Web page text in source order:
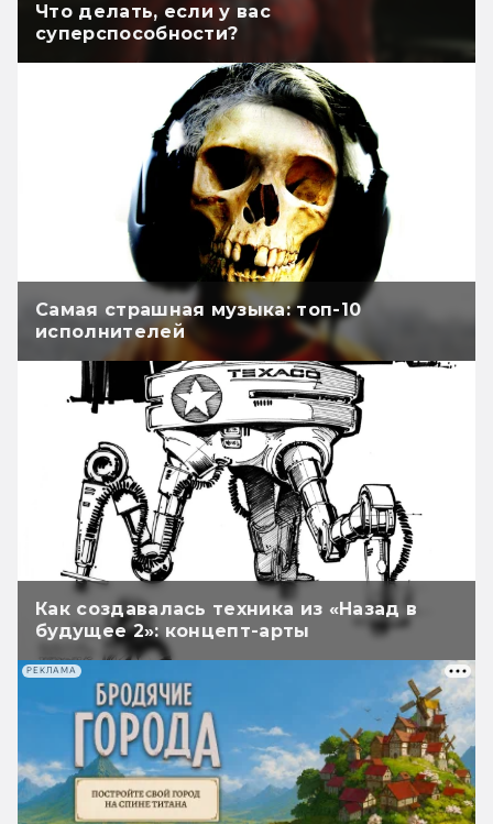
Что делать, если у вас
суперспособности?
Самая страшная музыка: топ-10
исполнителей
Как создавалась техника из «Назад в
будущее 2»: концепт-арты
РЕКЛАМА